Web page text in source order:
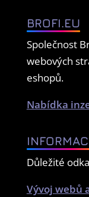
BROFI.EU
Společnost
webových
eshopů.
Nabídka
Důležité
Vývoj webů